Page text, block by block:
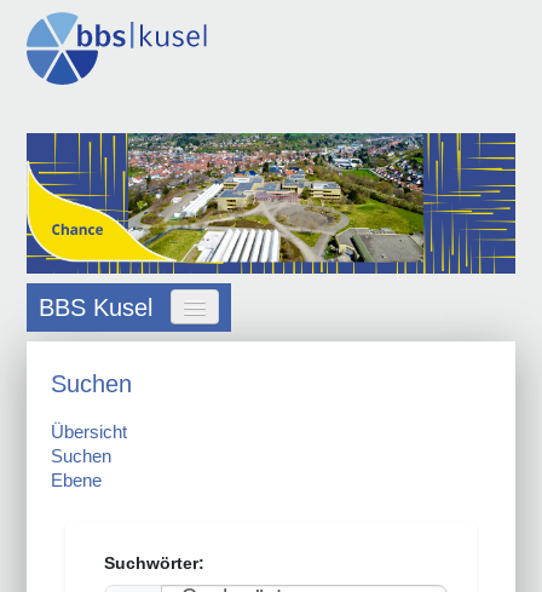
BBS Kusel
Suchen
Übersicht
Suchen
Ebene
Suchwörter: